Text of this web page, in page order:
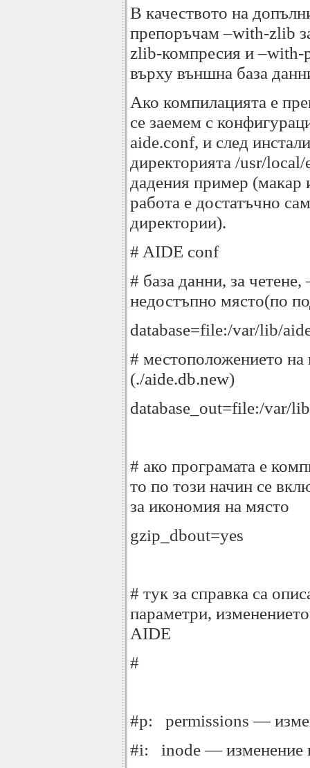
В качеството на
препоръчам –with-zlib
zlib-компресия и –with-
върху външна база
Ако компилацията е
се заемем с
aide.conf, и след
директорията /usr/
дадения пример
работа е достатъчно
директории).
# AIDE conf
# база данни, за
недостъпно място(по
database=file:/var/lib/
# местоположението на
(./aide.db.new)
database_out=file:/var/
# ако програмата е
то по този начин се
за икономия на място
gzip_dbout=yes
# тук за справка са
параметри,
AIDE
#
#p: permissions —
#i: inode — изменение